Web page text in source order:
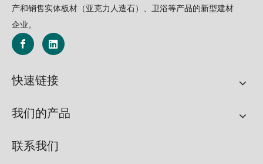
产和销售实体板材（亚克力人造石）、卫浴等产品的新型建材
企业。
快速链接
我们的产品
联系我们